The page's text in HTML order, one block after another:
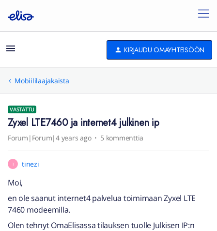
KIRJAUDU OMAYHTEISÖÖN
Mobiililaajakaista
VASTATTU
Zyxel LTE7460 ja internet4 julkinen ip
Forum|Forum|4 years ago 5 kommenttia
T tinezi
Moi,
en ole saanut internet4 palvelua toimimaan Zyxel LTE
7460 modeemilla.
Olen tehnyt OmaElisassa tilauksen tuolle Julkisen IP:n